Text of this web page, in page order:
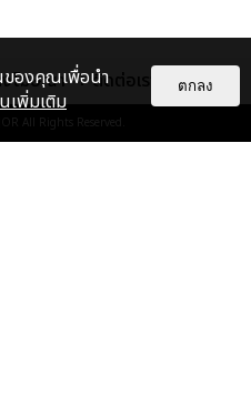
ประมวลภาพงาน “มีสติแล้วลูกพีช
PEACH AND ME PREMIERE
NIGHT” ปอนด์-ภูวินทร์ คลั่งรัก
โฆษณา ติดต่อเรา
All Rights Reserved.
ของคุณเพื่อนำ
เพิ่มเติม
ตกลง